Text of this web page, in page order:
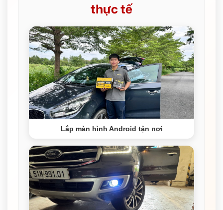
thực tế
Lắp màn hình Android tận nơi